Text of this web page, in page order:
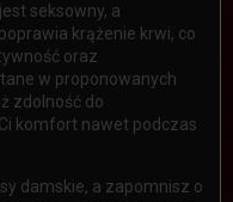
seksowny, a
krążenie krwi, co
oraz
w proponowanych
zdolność do
komfort nawet podczas
damskie, a zapomnisz o